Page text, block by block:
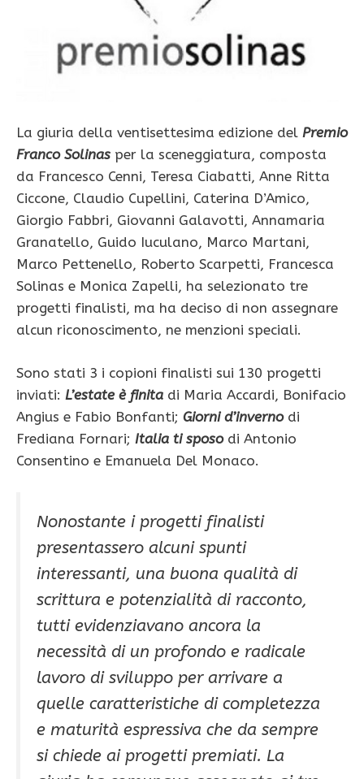
La giuria della ventisettesima edizione del Premio
Franco Solinas per la sceneggiatura, composta
da Francesco Cenni, Teresa Ciabatti, Anne Ritta
Ciccone, Claudio Cupellini, Caterina D’Amico,
Giorgio Fabbri, Giovanni Galavotti, Annamaria
Granatello, Guido Iuculano, Marco Martani,
Marco Pettenello, Roberto Scarpetti, Francesca
Solinas e Monica Zapelli, ha selezionato tre
progetti finalisti, ma ha deciso di non assegnare
alcun riconoscimento, ne menzioni speciali.
Sono stati 3 i copioni finalisti sui 130 progetti
inviati: L’estate è finita di Maria Accardi, Bonifacio
Angius e Fabio Bonfanti; Giorni d’invernodi
Frediana Fornari; Italia ti sposodi Antonio
Consentino e Emanuela Del Monaco.
Nonostante i progetti finalisti
presentassero alcuni spunti
interessanti, una buona qualità di
scrittura e potenzialità di racconto,
tutti evidenziavano ancora la
necessità di un profondo e radicale
lavoro di sviluppo per arrivare a
quelle caratteristiche di completezza
e maturità espressiva che da sempre
si chiede ai progetti premiati. La